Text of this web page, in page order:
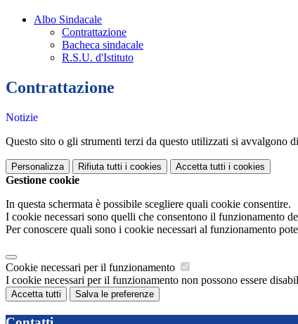
Albo Sindacale
Contrattazione
Bacheca sindacale
R.S.U. d'Istituto
Contrattazione
Notizie
Questo sito o gli strumenti terzi da questo utilizzati si avvalgono
Personalizza Rifiuta tutti i cookies Accetta tutti i cookies
Gestione cookie
In questa schermata è possibile scegliere quali cookie consentire.
I cookie necessari sono quelli che consentono il funzionamento
Per conoscere quali sono i cookie necessari al funzionamento
Cookie necessari per il funzionamento
I cookie necessari per il funzionamento non possono essere
Accetta tutti Salva le preferenze